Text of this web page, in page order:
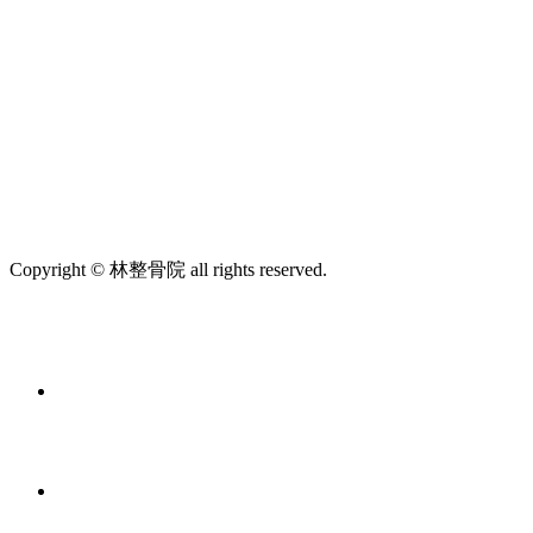
Copyright © 林整骨院 all rights reserved.